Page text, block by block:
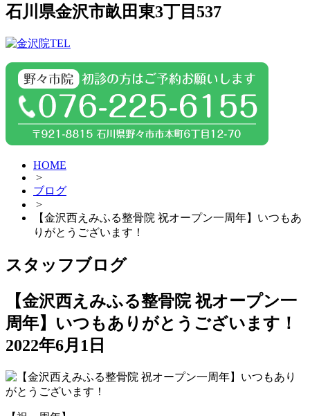
石川県金沢市畝田東3丁目537
HOME
>
ブログ
>
【金沢西えみふる整骨院 祝オープン一周年】いつもあ
りがとうございます！
スタッフブログ
【金沢西えみふる整骨院 祝オープン一
周年】いつもありがとうございます！
2022年6月1日